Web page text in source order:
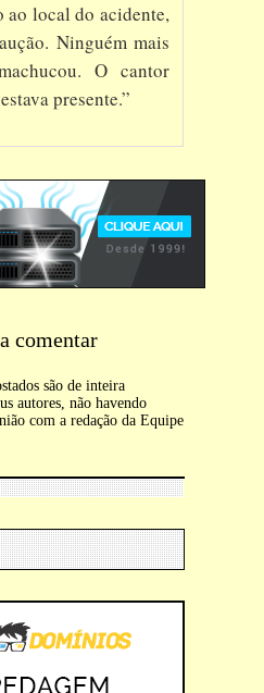
local do acidente,
Ninguém mais
O cantor
presente.”
comentar
são de inteira
autores, não havendo
com a redação da Equipe